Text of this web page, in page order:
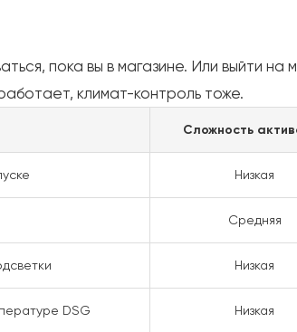
пока вы в магазине. Или выйти на
климат-контроль тоже.
Сложность
Низкая
Средняя
Низкая
DSG Низкая